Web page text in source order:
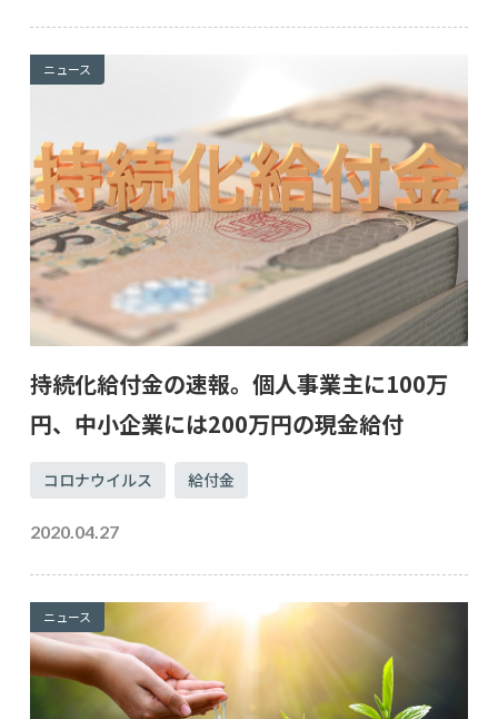
ニュース
持続化給付金の速報。個人事業主に100万
円、中小企業には200万円の現金給付
コロナウイルス 給付金
2020.04.27
ニュース